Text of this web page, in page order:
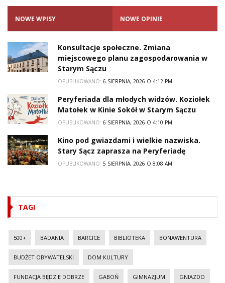
NOWE WPISY NOWE OPINIE
Konsultacje społeczne. Zmiana
miejscowego planu zagospodarowania w
Starym Sączu
OPUBLIKOWANO: 6 SIERPNIA, 2026 O 4:12 PM
Peryferiada dla młodych widzów. Koziołek
Matołek w Kinie Sokół w Starym Sączu
OPUBLIKOWANO: 6 SIERPNIA, 2026 O 4:10 PM
Kino pod gwiazdami i wielkie nazwiska.
Stary Sącz zaprasza na Peryferiadę
OPUBLIKOWANO: 5 SIERPNIA, 2026 O 8:08 AM
TAGI
500+ BADANIA BARCICE BIBLIOTEKA BONAWENTURA
BUDŻET OBYWATELSKI DOM KULTURY
FUNDACJA BĘDZIE DOBRZE GABOŃ GIMNAZJUM GNIAZDO